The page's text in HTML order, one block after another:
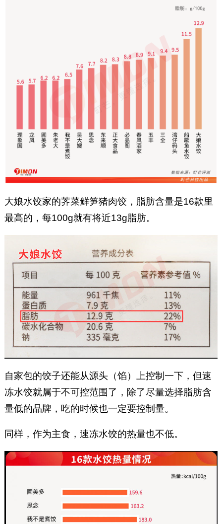
大娘水饺家的荠菜鲜笋猪肉饺，脂肪含量是16款里
最高的，每100g就有将近13g脂肪。
自家包的饺子还能从源头（馅）上控制一下，但速
冻水饺就属于不可控范围了，除了尽量选择脂肪含
量低的品牌，吃的时候也一定要控制量。
同样，作为主食，速冻水饺的热量也不低。